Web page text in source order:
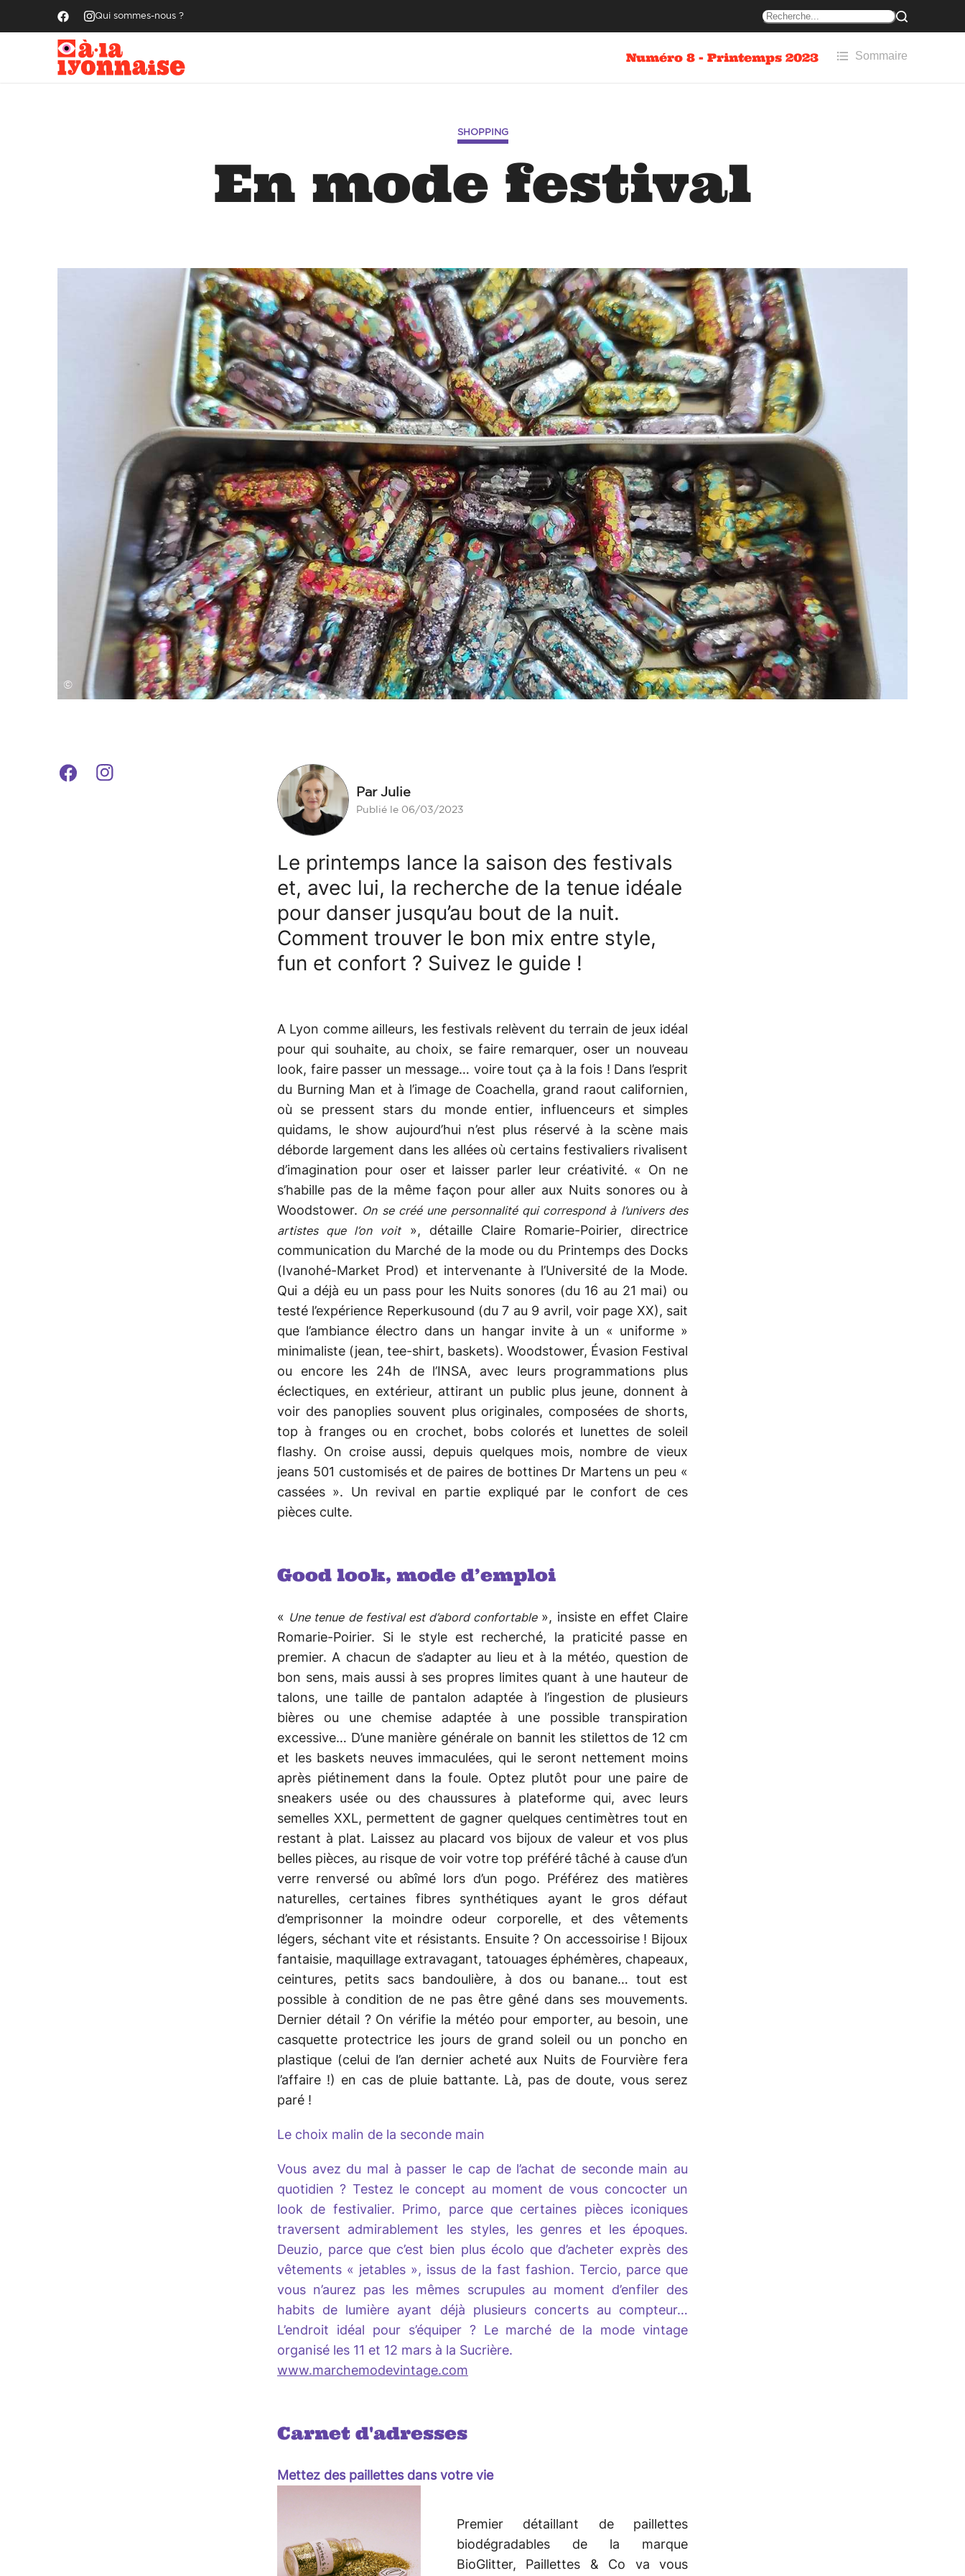
Qui sommes-nous ?
Numéro 8 - Printemps 2023 Sommaire
SHOPPING
En mode festival
©
Par Julie
Publié le 06/03/2023
Le printemps lance la saison des festivals
et, avec lui, la recherche de la tenue idéale
pour danser jusqu’au bout de la nuit.
Comment trouver le bon mix entre style,
fun et confort ? Suivez le guide !
A Lyon comme ailleurs, les festivals relèvent du terrain de jeux idéal
pour qui souhaite, au choix, se faire remarquer, oser un nouveau
look, faire passer un message… voire tout ça à la fois ! Dans l’esprit
du Burning Man et à l’image de Coachella, grand raout californien,
où se pressent stars du monde entier, influenceurs et simples
quidams, le show aujourd’hui n’est plus réservé à la scène mais
déborde largement dans les allées où certains festivaliers rivalisent
d’imagination pour oser et laisser parler leur créativité. « On ne
s’habille pas de la même façon pour aller aux Nuits sonores ou à
Woodstower. On se créé une personnalité qui correspond à l’univers des
artistes que l’on voit», détaille Claire Romarie-Poirier, directrice
communication du Marché de la mode ou du Printemps des Docks
(Ivanohé-Market Prod) et intervenante à l’Université de la Mode.
Qui a déjà eu un pass pour les Nuits sonores (du 16 au 21 mai) ou
testé l’expérience Reperkusound (du 7 au 9 avril, voir page XX), sait
que l’ambiance électro dans un hangar invite à un « uniforme »
minimaliste (jean, tee-shirt, baskets). Woodstower, Évasion Festival
ou encore les 24h de l’INSA, avec leurs programmations plus
éclectiques, en extérieur, attirant un public plus jeune, donnent à
voir des panoplies souvent plus originales, composées de shorts,
top à franges ou en crochet, bobs colorés et lunettes de soleil
flashy. On croise aussi, depuis quelques mois, nombre de vieux
jeans 501 customisés et de paires de bottines Dr Martens un peu «
cassées ». Un revival en partie expliqué par le confort de ces
pièces culte.
Good look, mode d’emploi
« Une tenue de festival est d’abord confortable», insiste en effet Claire
Romarie-Poirier. Si le style est recherché, la praticité passe en
premier. A chacun de s’adapter au lieu et à la météo, question de
bon sens, mais aussi à ses propres limites quant à une hauteur de
talons, une taille de pantalon adaptée à l’ingestion de plusieurs
bières ou une chemise adaptée à une possible transpiration
excessive… D’une manière générale on bannit les stilettos de 12 cm
et les baskets neuves immaculées, qui le seront nettement moins
après piétinement dans la foule. Optez plutôt pour une paire de
sneakers usée ou des chaussures à plateforme qui, avec leurs
semelles XXL, permettent de gagner quelques centimètres tout en
restant à plat. Laissez au placard vos bijoux de valeur et vos plus
belles pièces, au risque de voir votre top préféré tâché à cause d’un
verre renversé ou abîmé lors d’un pogo. Préférez des matières
naturelles, certaines fibres synthétiques ayant le gros défaut
d’emprisonner la moindre odeur corporelle, et des vêtements
légers, séchant vite et résistants. Ensuite ? On accessoirise ! Bijoux
fantaisie, maquillage extravagant, tatouages éphémères, chapeaux,
ceintures, petits sacs bandoulière, à dos ou banane… tout est
possible à condition de ne pas être gêné dans ses mouvements.
Dernier détail ? On vérifie la météo pour emporter, au besoin, une
casquette protectrice les jours de grand soleil ou un poncho en
plastique (celui de l’an dernier acheté aux Nuits de Fourvière fera
l’affaire !) en cas de pluie battante. Là, pas de doute, vous serez
paré !
Le choix malin de la seconde main
Vous avez du mal à passer le cap de l’achat de seconde main au
quotidien ? Testez le concept au moment de vous concocter un
look de festivalier. Primo, parce que certaines pièces iconiques
traversent admirablement les styles, les genres et les époques.
Deuzio, parce que c’est bien plus écolo que d’acheter exprès des
vêtements « jetables », issus de la fast fashion. Tercio, parce que
vous n’aurez pas les mêmes scrupules au moment d’enfiler des
habits de lumière ayant déjà plusieurs concerts au compteur…
L’endroit idéal pour s’équiper ? Le marché de la mode vintage
organisé les 11 et 12 mars à la Sucrière.
www.marchemodevintage.com
Carnet d'adresses
Mettez des paillettes dans votre vie
Premier détaillant de paillettes
biodégradables de la marque
BioGlitter, Paillettes & Co va vous